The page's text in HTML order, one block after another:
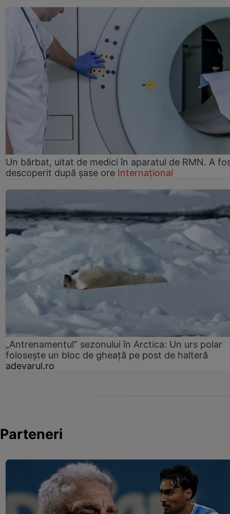
Un bărbat, uitat de medici în aparatul de RMN. A
descoperit după șase ore Internațional
„Antrenamentul” sezonului în Arctica: Un urs polar
folosește un bloc de gheață pe post de halteră
adevarul.ro
Parteneri